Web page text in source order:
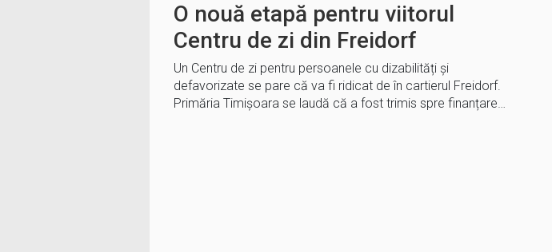
O nouă etapă pentru viitorul
Centru de zi din Freidorf
Un Centru de zi pentru persoanele cu dizabilități și
defavorizate se pare că va fi ridicat de în cartierul Freidorf.
Primăria Timișoara se laudă că a fost trimis spre finanțare…